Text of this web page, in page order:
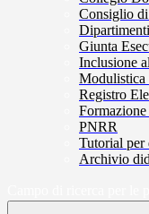
Consiglio
Dipartimenti
Giunta
Inclusione
Modulistica
Registro
PNRR
Tutorial per
Archivio